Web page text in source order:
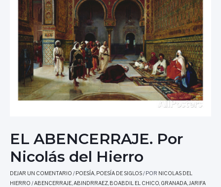
EL ABENCERRAJE. Por
Nicolás del Hierro
DEJAR UN COMENTARIO /POESÍA, POESÍA DE SIGLOS/ POR NICOLAS DEL
HIERRO /ABENCERRAJE,ABINDRRAEZ, BOABDIL EL CHICO, GRANADA,JARIFA